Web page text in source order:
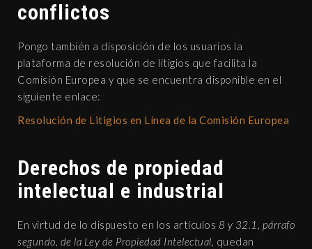
conflictos
Pongo también a disposición de los usuarios la
plataforma de resolución de litigios que facilita la
Comisión Europea y que se encuentra disponible en el
siguiente enlace:
Resolución de Litigios en Línea de la Comisión Europea
Derechos de propiedad
intelectual e industrial
En virtud de lo dispuesto en los artículos 8 y 32.1, párrafo
segundo, de la Ley de Propiedad Intelectual, quedan